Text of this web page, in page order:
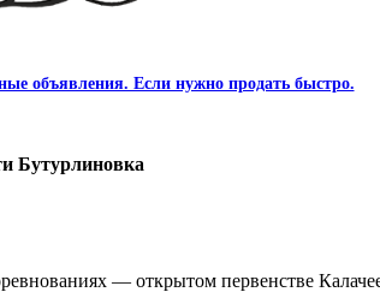
объявления. Если нужно продать быстро.
Бутурлиновка
— открытом первенстве